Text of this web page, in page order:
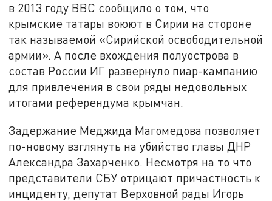
в 2013 году BBC сообщило о том, что
крымские татары воюют в Сирии на стороне
так называемой «Сирийской освободительной
армии». А после вхождения полуострова в
состав России ИГ развернуло пиар-кампанию
для привлечения в свои ряды недовольных
итогами референдума крымчан.
Задержание Меджида Магомедова позволяет
по-новому взглянуть на убийство главы ДНР
Александра Захарченко. Несмотря на то что
представители СБУ отрицают причастность к
инциденту, депутат Верховной рады Игорь